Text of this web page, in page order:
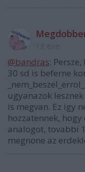
@bandras:
30 sd is beferne
ugyanazok
is megvan. Ez igy
hozzatennek,
analogot, tovabbi
megnone az